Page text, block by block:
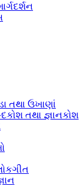
તથા ઉખાણાં
તથા જ્ઞાનકોશ